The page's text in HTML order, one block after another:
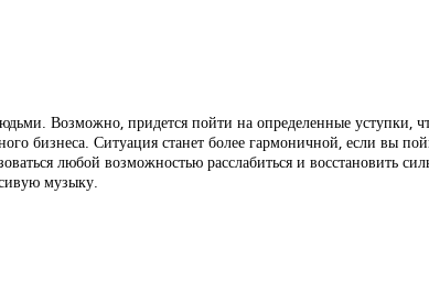
Возможно, придется пойти на определенные уступки,
бизнеса. Ситуация станет более гармоничной, если вы
любой возможностью расслабиться и восстановить
музыку.